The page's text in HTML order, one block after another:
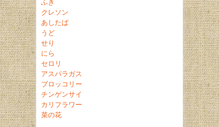
ふき
クレソン
あしたば
うど
せり
にら
セロリ
アスパラガス
ブロッコリー
チンゲンサイ
カリフラワー
菜の花